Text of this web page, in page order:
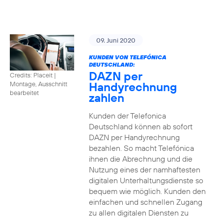
Credits: Placeit |
Montage, Ausschnitt
bearbeitet
09. Juni 2020
KUNDEN VON TELEFÓNICA
DEUTSCHLAND:
DAZN per
Handyrechnung
zahlen
Kunden der Telefonica
Deutschland können ab sofort
DAZN per Handyrechnung
bezahlen. So macht Telefónica
ihnen die Abrechnung und die
Nutzung eines der namhaftesten
digitalen Unterhaltungsdienste so
bequem wie möglich. Kunden den
einfachen und schnellen Zugang
zu allen digitalen Diensten zu